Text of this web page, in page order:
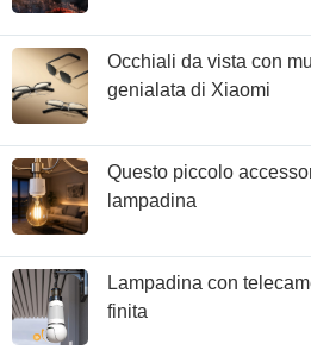
Occhiali da vista con
genialata di Xiaomi
Questo piccolo
lampadina
Lampadina con
finita